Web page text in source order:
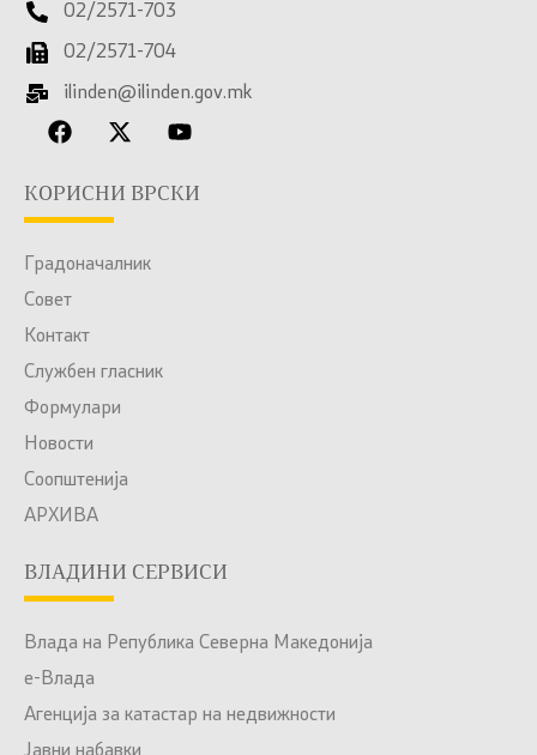
02/2571-703
02/2571-704
ilinden@ilinden.gov.mk
КОРИСНИ ВРСКИ
Градоначалник
Совет
Контакт
Службен гласник
Формулари
Новости
Соопштенија
АРХИВА
ВЛАДИНИ СЕРВИСИ
Влада на Република Северна Македонија
е-Влада
Агенција за катастар на недвижности